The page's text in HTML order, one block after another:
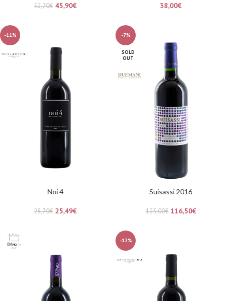
52,70€ 45,90€ 38,00€
-11%
Noi 4
28,70€ 25,49€
-7%
SOLD
OUT
Suisassi 2016
125,00€ 116,50€
-12%